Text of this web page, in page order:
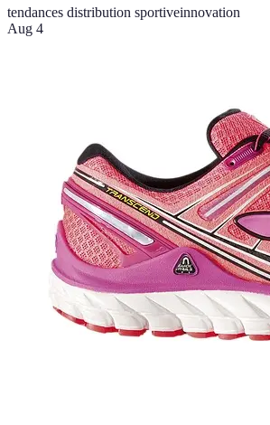
tendances distribution sportiveinnovation
Aug 4